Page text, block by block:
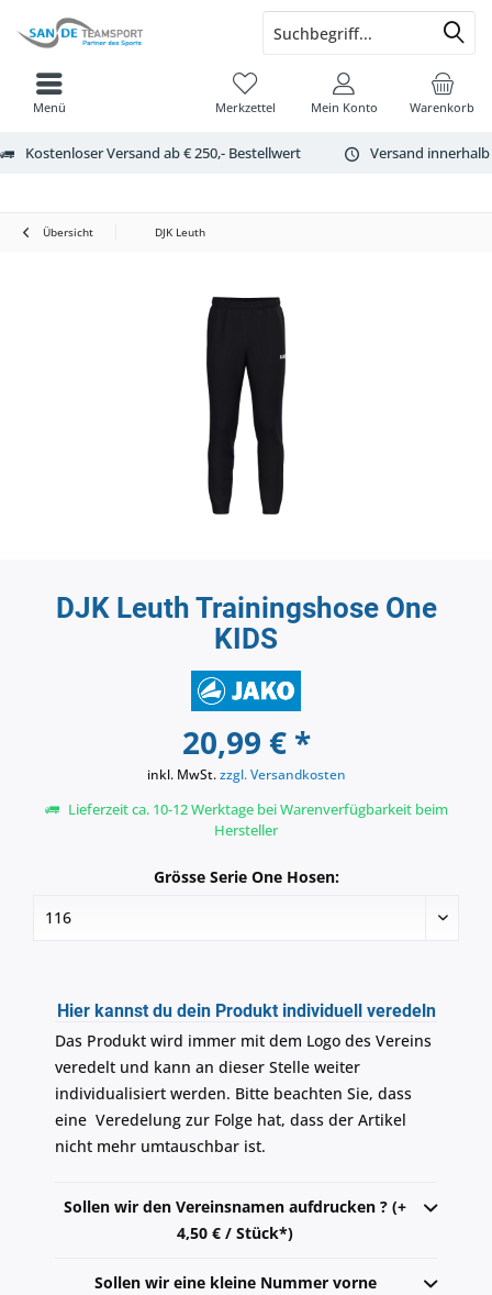
Kostenloser Versand ab € 250,- Bestellwert Versand
Warenkorb
Merkzettel Mein Konto
Menü
Übersicht DJK Leuth
DJK Leuth Trainingshose One
KIDS
20,99 € *
inkl. MwSt.zzgl. Versandkosten
Lieferzeit ca. 10-12 Werktage bei Warenverfügbarkeit beim
Hersteller
Grösse Serie One Hosen:
Hier kannst du dein Produkt individuell veredeln
Das Produkt wird immer mit dem Logo des Vereins
veredelt und kann an dieser Stelle weiter
individualisiert werden. Bitte beachten Sie, dass
eine Veredelung zur Folge hat, dass der Artikel
nicht mehr umtauschbar ist.
Sollen wir den Vereinsnamen aufdrucken ? (+
4,50 € / Stück*)
Sollen wir eine kleine Nummer vorne